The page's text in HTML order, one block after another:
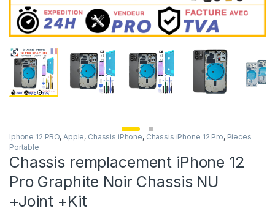
Iphone 12 PRO, Apple, Chassis iPhone, Chassis iPhone 12 Pro, Pieces
Portable
Chassis remplacement iPhone 12
Pro Graphite Noir Chassis NU
+Joint +Kit